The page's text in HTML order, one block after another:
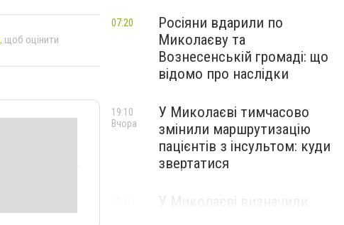
, щоб оцінити
Росіяни вдарили по
Миколаєву та
Вознесенській громаді: що
відомо про наслідки
07:20
У Миколаєві тимчасово
змінили маршрутизацію
пацієнтів з інсультом: куди
звертатися
19:10
Вчора
У Миколаєві визначили